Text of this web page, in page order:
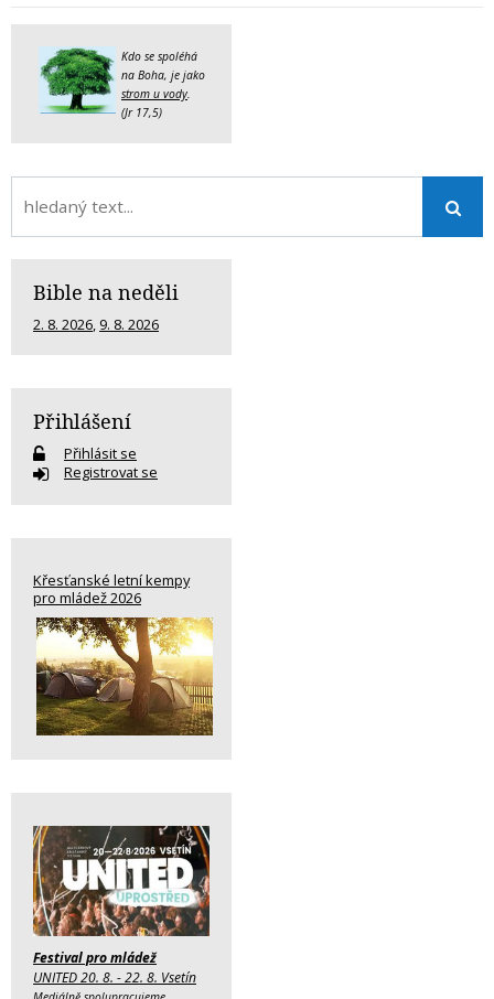
Kdo se spoléhá
na Boha, je jako
strom u vody
(Jr 17,5)
Bible na neděli
2. 8. 2026, 9. 8. 2026
Přihlášení
Přihlásit se
Registrovat se
Křesťanské letní kempy
pro mládež 2026
Festival pro mládež
UNITED 20. 8. - 22. 8. Vsetín